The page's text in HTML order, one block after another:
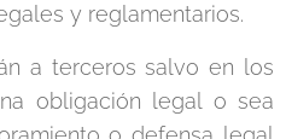
y reglamentarios.
a terceros salvo en los
obligación legal o sea